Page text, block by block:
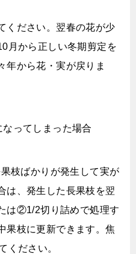
ください。翌春の花が少
月から正しい冬期剪定を
年から花・実が戻りま
ってしまった場合
枝ばかりが発生して実が
は、発生した長果枝を翌
は②1/2切り詰めで処理す
果枝に更新できます。焦
ください。